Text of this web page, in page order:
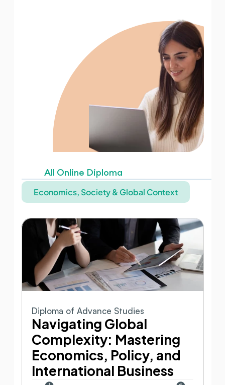
All Online Diploma
Economics, Society & Global Context
Diploma of Advance Studies
Navigating Global
Complexity: Mastering
Economics, Policy, and
International Business